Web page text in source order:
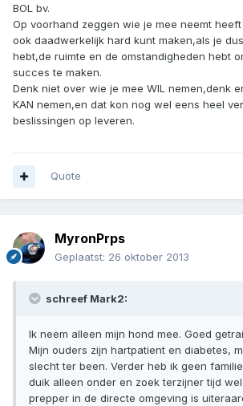
BOL bv.
Op voorhand zeggen wie je mee neemt
ook daadwerkelijk hard kunt maken,als je
hebt,de ruimte en de omstandigheden hebt
succes te maken.
Denk niet over wie je mee WIL nemen,denk
KAN nemen,en dat kon nog wel eens heel
beslissingen op leveren.
Quote
MyronPrps
Geplaatst: 26 oktober 2013
schreef Mark2:
Ik neem alleen mijn hond mee. Goed
Mijn ouders zijn hartpatient en diabetes,
slecht ter been. Verder heb ik geen
duik alleen onder en zoek terzijner tijd
prepper in de directe omgeving is